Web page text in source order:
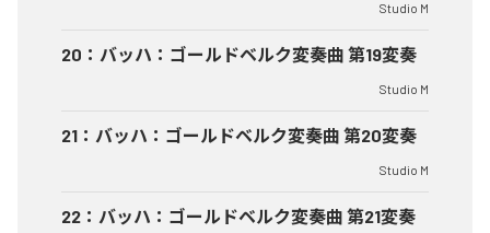
Studio M
20 ： バッハ：ゴールドベルク変奏曲 第19変奏
Studio M
21 ： バッハ：ゴールドベルク変奏曲 第20変奏
Studio M
22 ： バッハ：ゴールドベルク変奏曲 第21変奏